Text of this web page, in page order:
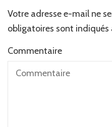
Votre adresse e-mail ne
obligatoires sont indiqués
Commentaire
Alternative: